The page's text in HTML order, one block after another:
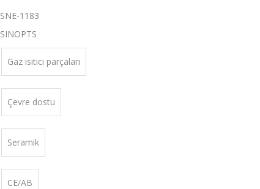
SNE-1183
SINOPTS
Gaz ısıtıcı parçaları
Çevre dostu
Seramik
CE/AB